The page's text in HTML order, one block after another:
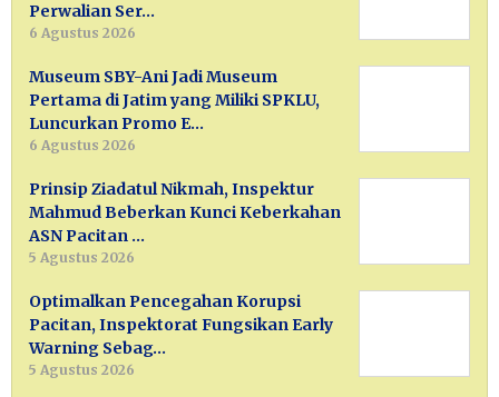
Perwalian Ser…
6 Agustus 2026
Museum SBY-Ani Jadi Museum
Pertama di Jatim yang Miliki SPKLU,
Luncurkan Promo E…
6 Agustus 2026
Prinsip Ziadatul Nikmah, Inspektur
Mahmud Beberkan Kunci Keberkahan
ASN Pacitan …
5 Agustus 2026
Optimalkan Pencegahan Korupsi
Pacitan, Inspektorat Fungsikan Early
Warning Sebag…
5 Agustus 2026